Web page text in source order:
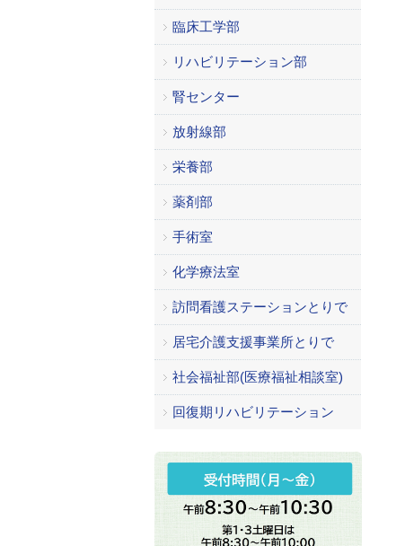
臨床工学部
リハビリテーション部
腎センター
放射線部
栄養部
薬剤部
手術室
化学療法室
訪問看護ステーションとりで
居宅介護支援事業所とりで
社会福祉部(医療福祉相談室)
回復期リハビリテーション